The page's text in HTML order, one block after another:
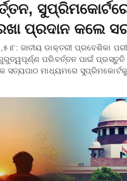
ପ୍ରଦାନ କଲେ
ଜାତୀୟ ଡାକ୍ତରୀ ପ୍ରବେଶିକା
ଗୁରୁତ୍ୱପୂର୍ଣ୍ଣ ପରିବର୍ତ୍ତନ ପାଇଁ ପ୍ରସ୍ତୁତି
ସତ୍ୟପାଠ ମାଧ୍ୟମରେ